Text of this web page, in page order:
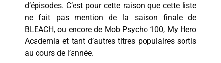
d’épisodes. C’est pour cette raison que cette liste
ne fait pas mention de la saison finale de
BLEACH, ou encore de Mob Psycho 100, My Hero
Academia et tant d’autres titres populaires sortis
au cours de l’année.